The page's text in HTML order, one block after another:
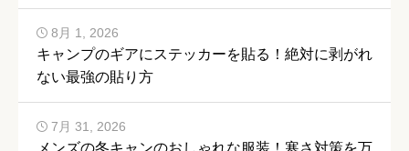
キャンプのギアにステッカーを貼る！絶対に剥がれ
ない最強の貼り方
8月 1, 2026
7月 31, 2026